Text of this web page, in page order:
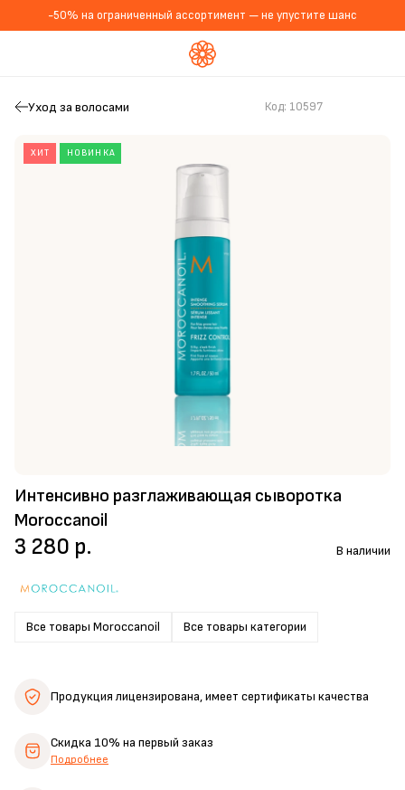
-50% на ограниченный ассортимент — не упустите шанс
Уход за волосами
ХИТ НОВИНКА
Интенсивно разглаживающая сыворотка
Moroccanoil
Код: 10597
Все товары Moroccanoil Все товары категории
3 280 р. В наличии
Продукция лицензирована,имеет сертификаты качества
Скидка 10% на первый заказ
Подробнее